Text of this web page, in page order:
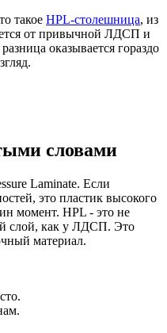
такое HPL-столешница, из
от привычной ЛДСП и
оказывается гораздо
словами
Laminate. Если
это пластик высокого
момент. HPL - это не
слой, как у ЛДСП. Это
материал.